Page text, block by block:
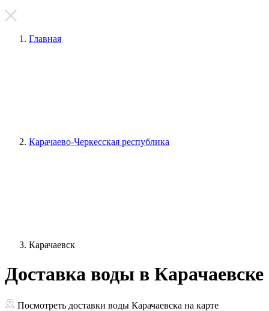
Главная
Карачаево-Черкесская республика
Карачаевск
Доставка воды в Карачаевске
Посмотреть доставки воды Карачаевска на карте